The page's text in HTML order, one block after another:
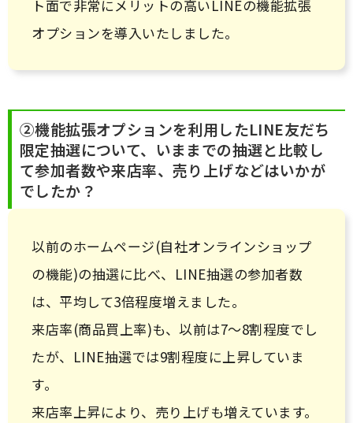
ト面で非常にメリットの高いLINEの機能拡張
オプションを導入いたしました。
②機能拡張オプションを利用したLINE友だち
限定抽選について、いままでの抽選と比較し
て参加者数や来店率、売り上げなどはいかが
でしたか？
以前のホームページ(自社オンラインショップ
の機能)の抽選に比べ、LINE抽選の参加者数
は、平均して3倍程度増えました。
来店率(商品買上率)も、以前は7～8割程度でし
たが、LINE抽選では9割程度に上昇していま
す。
来店率上昇により、売り上げも増えています。